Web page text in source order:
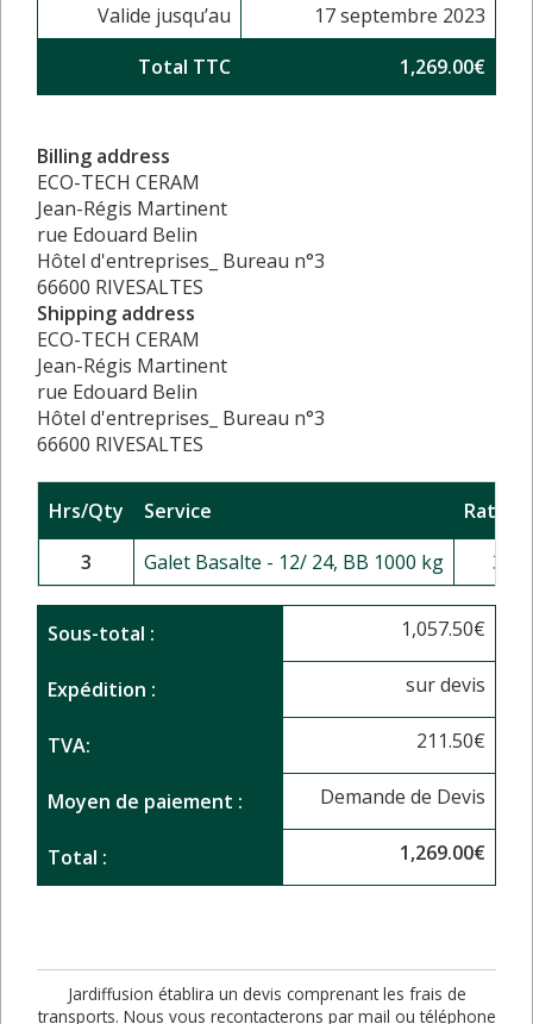
Valide jusqu’au
17 septembre 2023
Total TTC
1,269.00€
Billing address
ECO-TECH CERAM
Jean-Régis Martinent
rue Edouard Belin
Hôtel d'entreprises_ Bureau n°3
66600 RIVESALTES
Shipping address
ECO-TECH CERAM
Jean-Régis Martinent
rue Edouard Belin
Hôtel d'entreprises_ Bureau n°3
66600 RIVESALTES
Hrs/Qty Service
Rate/
3
Galet Basalte - 12/ 24, BB 1000 kg
Sous-total : 1,057.50€
Expédition : sur devis
TVA: 211.50€
Moyen de paiement : Demande de Devis
Total : 1,269.00€
Jardiffusion établira un devis comprenant les frais de
transports. Nous vous recontacterons par mail ou téléphone